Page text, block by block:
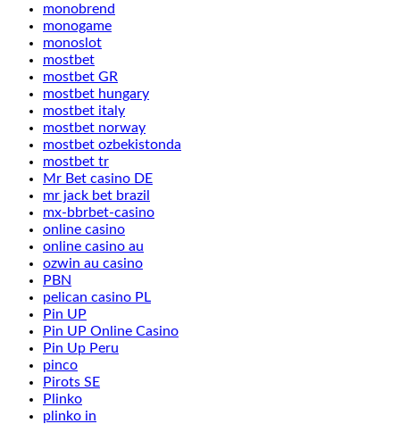
monobrend
monogame
monoslot
mostbet
mostbet GR
mostbet hungary
mostbet italy
mostbet norway
mostbet ozbekistonda
mostbet tr
Mr Bet casino DE
mr jack bet brazil
mx-bbrbet-casino
online casino
online casino au
ozwin au casino
PBN
pelican casino PL
Pin UP
Pin UP Online Casino
Pin Up Peru
pinco
Pirots SE
Plinko
plinko in